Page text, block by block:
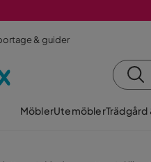
& guider
MöblerUtemöblerTrädgård